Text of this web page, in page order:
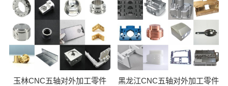
玉林CNC五轴对外加工零件 黑龙江CNC五轴对外加工零件